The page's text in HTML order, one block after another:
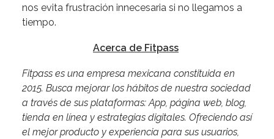
nos evita frustración innecesaria si no llegamos a
tiempo.
Acerca de Fitpass
Fitpass es una empresa mexicana constituida en
2015. Busca mejorar los hábitos de nuestra sociedad
a través de sus plataformas: App, página web, blog,
tienda en línea y estrategias digitales. Ofreciendo así
el mejor producto y experiencia para sus usuarios,